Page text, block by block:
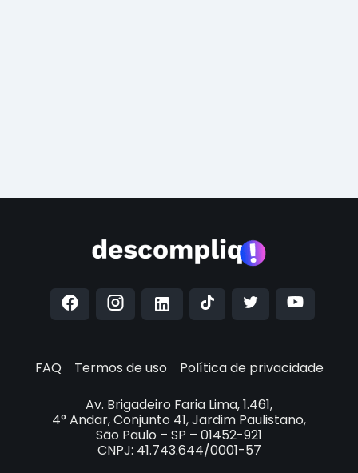
FAQ Termos de uso
Política de privacidade
Av. Brigadeiro Faria Lima, 1.461,
4° Andar, Conjunto 41, Jardim Paulistano,
São Paulo – SP – 01452-921
CNPJ: 41.743.644/0001-57